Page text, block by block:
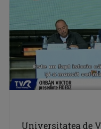
Universitatea de